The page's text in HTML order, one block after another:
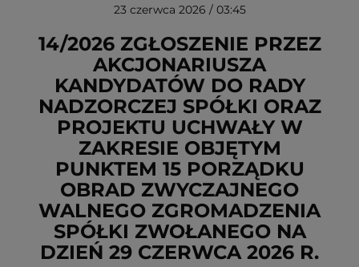
USUŃ ZE SCHOWKA
23 czerwca 2026 / 03:45
14/2026 ZGŁOSZENIE PRZEZ
AKCJONARIUSZA
KANDYDATÓW DO RADY
NADZORCZEJ SPÓŁKI ORAZ
PROJEKTU UCHWAŁY W
ZAKRESIE OBJĘTYM
PUNKTEM 15 PORZĄDKU
OBRAD ZWYCZAJNEGO
WALNEGO ZGROMADZENIA
SPÓŁKI ZWOŁANEGO NA
DZIEŃ 29 CZERWCA 2026 R.